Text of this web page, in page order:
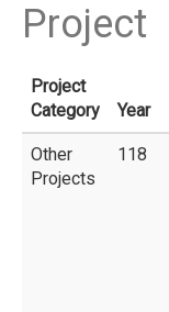
Project
Project
Category
Year
Other
Projects
118